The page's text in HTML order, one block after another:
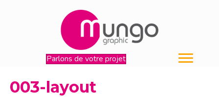
Parlons de votre projet
003-layout